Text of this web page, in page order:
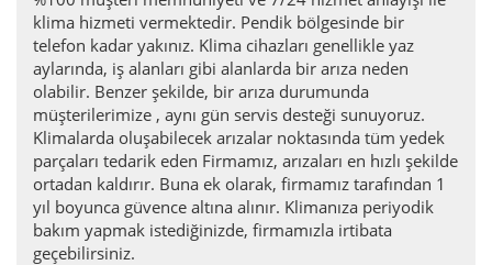
klima hizmeti vermektedir. Pendik bölgesinde bir
telefon kadar yakınız. Klima cihazları genellikle yaz
aylarında, iş alanları gibi alanlarda bir arıza neden
olabilir. Benzer şekilde, bir arıza durumunda
müşterilerimize , aynı gün servis desteği sunuyoruz.
Klimalarda oluşabilecek arızalar noktasında tüm yedek
parçaları tedarik eden Firmamız, arızaları en hızlı şekilde
ortadan kaldırır. Buna ek olarak, firmamız tarafından 1
yıl boyunca güvence altına alınır. Klimanıza periyodik
bakım yapmak istediğinizde, firmamızla irtibata
geçebilirsiniz.